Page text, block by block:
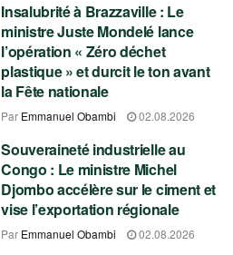
Insalubrité à Brazzaville : Le
ministre Juste Mondelé lance
l’opération « Zéro déchet
plastique » et durcit le ton avant
la Fête nationale
Par Emmanuel Obambi 02.08.2026
Souveraineté industrielle au
Congo : Le ministre Michel
Djombo accélère sur le ciment et
vise l’exportation régionale
Par Emmanuel Obambi 02.08.2026